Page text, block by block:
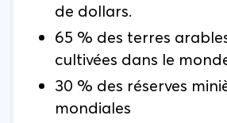
de dollars.
65 % des terres
cultivées dans le
30 % des réserves
mondiales